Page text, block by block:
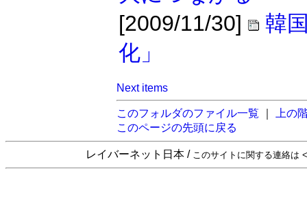
[2009/11/30]
韓
化」
Next items
このフォルダのファイル一覧
上の
このページの先頭に戻る
レイバーネット日本 / このサイトに関する連絡は